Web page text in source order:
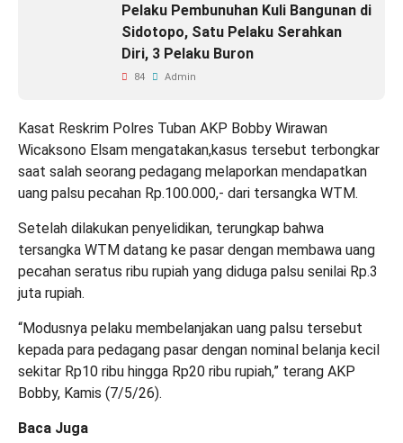
Pelaku Pembunuhan Kuli Bangunan di
Sidotopo, Satu Pelaku Serahkan
Diri, 3 Pelaku Buron
84 Admin
Kasat Reskrim Polres Tuban AKP Bobby Wirawan
Wicaksono Elsam mengatakan,kasus tersebut terbongkar
saat salah seorang pedagang melaporkan mendapatkan
uang palsu pecahan Rp.100.000,- dari tersangka WTM.
Setelah dilakukan penyelidikan, terungkap bahwa
tersangka WTM datang ke pasar dengan membawa uang
pecahan seratus ribu rupiah yang diduga palsu senilai Rp.3
juta rupiah.
“Modusnya pelaku membelanjakan uang palsu tersebut
kepada para pedagang pasar dengan nominal belanja kecil
sekitar Rp10 ribu hingga Rp20 ribu rupiah,” terang AKP
Bobby, Kamis (7/5/26).
Baca Juga